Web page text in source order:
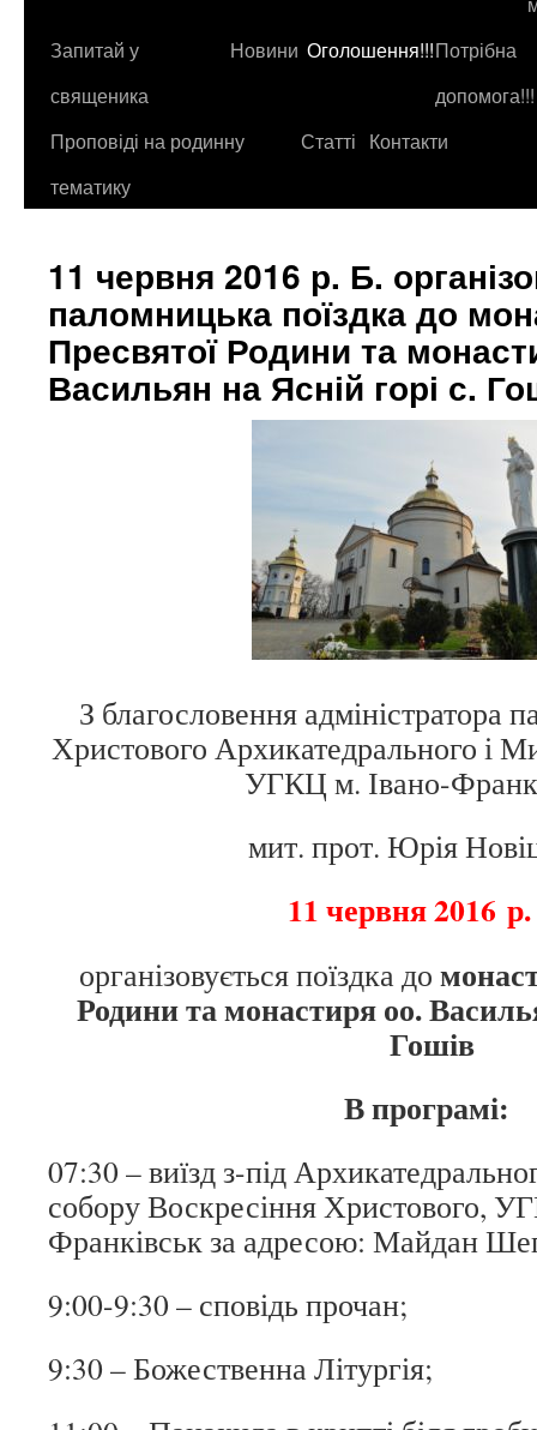
контенту
Запитай у
священика
Новини Оголошення!!!Потрібна
допомога!!!
Проповіді на родинну
тематику
Статті Контакти
11 червня 2016 р. Б.
паломницька поїздка до
Пресвятої Родини та
Васильян на Ясній горі с.
З благословення адміністратора
Христового Архикатедрального і
УГКЦ м. Івано-
мит. прот. Юрія
11 червня 2016
організовується поїздка до
Родини та монастиря оо.
Гошів
В програмі:
07:30 – виїзд з-під
собору Воскресіння Христового,
Франківськ за адресою: Майдан
9:00-9:30 – сповідь прочан;
9:30 – Божественна Літургія;